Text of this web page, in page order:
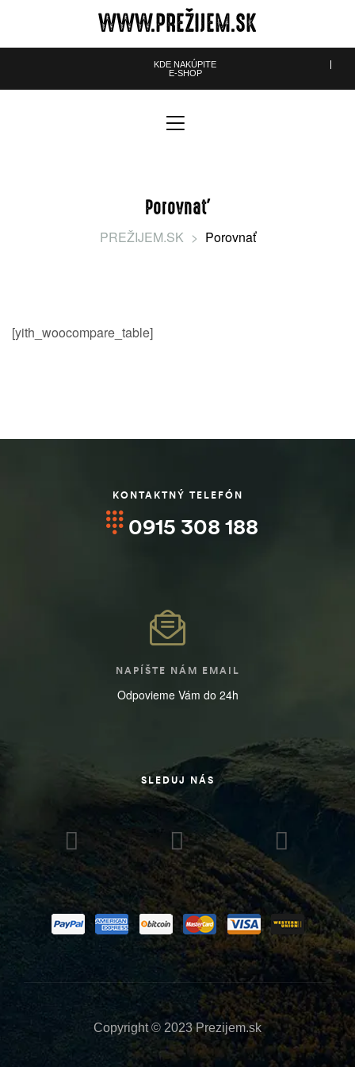
WWW.PREŽIJEM.SK
KDE NAKÚPITE
E-SHOP
Porovnať
PREŽIJEM.SK > Porovnať
[yith_woocompare_table]
KONTAKTNÝ TELEFÓN
0915 308 188
NAPÍŠTE NÁM EMAIL
Odpovieme Vám do 24h
SLEDUJ NÁS
Copyright © 2023 Prezijem.sk